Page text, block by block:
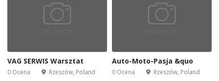
VAG SERWIS Warsztat
0 Ocena Rzeszów, Poland
Auto-Moto-Pasja &quo
0 Ocena Rzeszów, Poland